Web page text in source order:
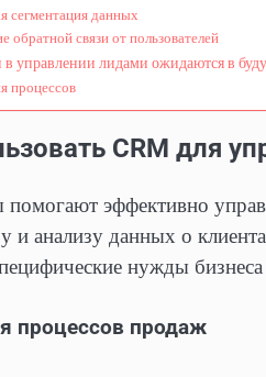
сегментация данных
обратной связи от пользователей
в управлении лидами ожидаются в
процессов
CRM для
эффективно
и анализу данных о
нужды
процессов продаж